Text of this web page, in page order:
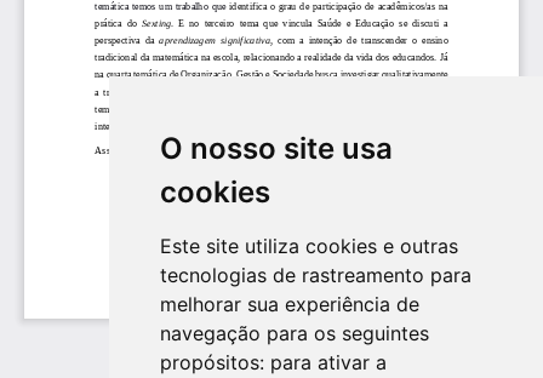
O nosso site usa
cookies
Este site utiliza cookies e outras
tecnologias de rastreamento para
melhorar sua experiência de
navegação para os seguintes
propósitos: para ativar a